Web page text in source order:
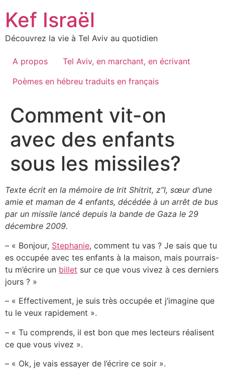
content
Kef Israël
Découvrez la vie à Tel Aviv au quotidien
A propos
Tel Aviv, en marchant, en écrivant
Poèmes en hébreu traduits en français
Comment vit-on
avec des enfants
sous les missiles?
Texte écrit en la mémoire de Irit Shitrit, z”l, sœur d’une
amie et maman de 4 enfants, décédée à un arrêt de bus
par un missile lancé depuis la bande de Gaza le 29
décembre 2009.
– « Bonjour, Stephanie, comment tu vas ? Je sais que tu
es occupée avec tes enfants à la maison, mais pourrais-
tu m’écrire un billet sur ce que vous vivez à ces derniers
jours ? »
– « Effectivement, je suis très occupée et j’imagine que
tu le veux rapidement ».
– « Tu comprends, il est bon que mes lecteurs réalisent
ce que vous vivez ».
– « Ok, je vais essayer de l’écrire ce soir ».